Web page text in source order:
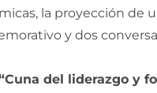
la proyección de
y dos
del liderazgo y